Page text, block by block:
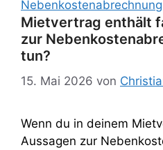
Mietvertrag enthält
zur
tun?
15. Mai 2026 von
Wenn du in deinem
Aussagen zur